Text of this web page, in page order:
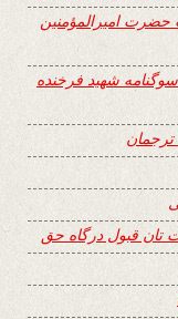
امیرالمؤمنین
شهید فرخنده
ترجمان
تان قبول درگاه حق